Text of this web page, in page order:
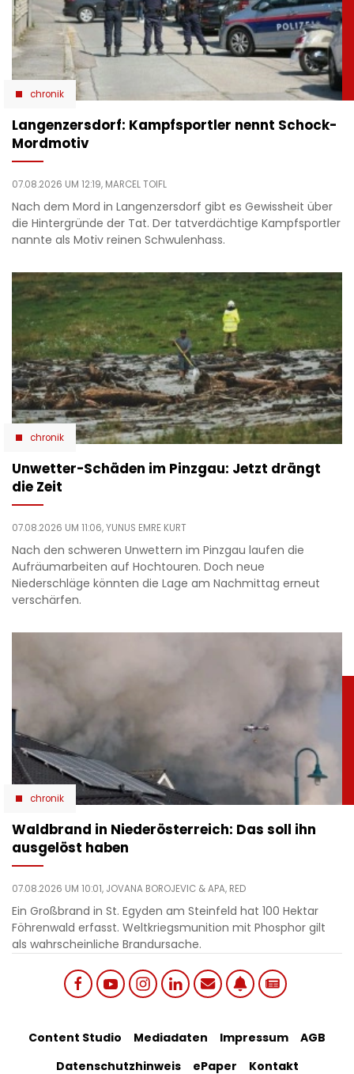
chronik
Langenzersdorf: Kampfsportler nennt Schock-
Mordmotiv
07.08.2026 UM 12:19, MARCEL TOIFL
Nach dem Mord in Langenzersdorf gibt es Gewissheit über
die Hintergründe der Tat. Der tatverdächtige Kampfsportler
nannte als Motiv reinen Schwulenhass.
chronik
Unwetter-Schäden im Pinzgau: Jetzt drängt
die Zeit
07.08.2026 UM 11:06,YUNUS EMRE KURT
Nach den schweren Unwettern im Pinzgau laufen die
Aufräumarbeiten auf Hochtouren. Doch neue
Niederschläge könnten die Lage am Nachmittag erneut
verschärfen.
chronik
Waldbrand in Niederösterreich: Das soll ihn
ausgelöst haben
07.08.2026 UM 10:01, JOVANA BOROJEVIC & APA, RED
Ein Großbrand in St. Egyden am Steinfeld hat 100 Hektar
Föhrenwald erfasst. Weltkriegsmunition mit Phosphor gilt
als wahrscheinliche Brandursache.
links
Footer
Content Studio Mediadaten Impressum
AGB
Datenschutzhinweis
ePaper Kontakt